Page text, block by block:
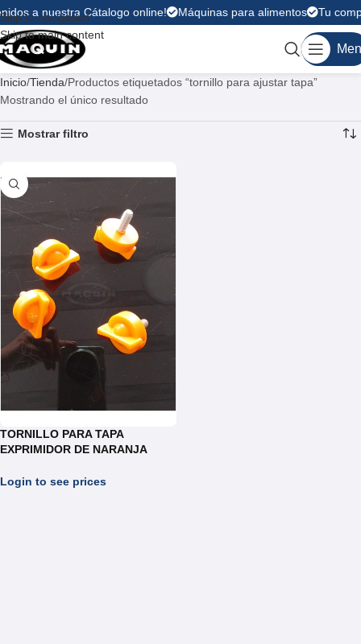
Skip to navigation
Skip to main content
a nuestra Cátalogo online! Máquinas para alimentos Tu
Inicio Tienda Productos etiquetados “tornillo para ajustar tapa”
Mostrando el único resultado
Mostrar filtro
TORNILLO PARA TAPA
EXPRIMIDOR DE NARANJA
Login to see prices